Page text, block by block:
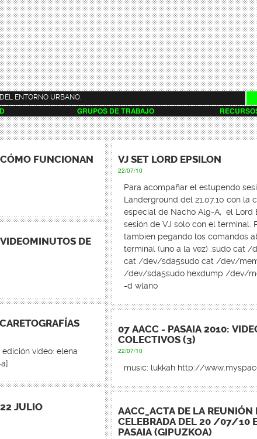
ENTORNO URBANO.
GRUPOS DE TRABAJO
FUNCIONAN
DE
vídeo: elena
JULIO
VJ SET LORD EPSILON
22/07/10
Para acompañar el estupendo
Landerground del 21.07.10 con la
especial de Nacho Alg-A, el Lord
sesión de VJ solo con el terminal.
tambien pegando los comandos
terminal (uno a la vez) :sudo cat /
cat /dev/sda5sudo cat /dev/
/dev/sda5sudo hexdump /dev/
-d wlan0
07 AACC - PASAIA 2010:
COLECTIVOS (3)
22/07/10
music: lukkah http://
AACC_ACTA DE LA REUNIÓN
CELEBRADA DEL 20 /07/10
PASAIA (GIPUZKOA)